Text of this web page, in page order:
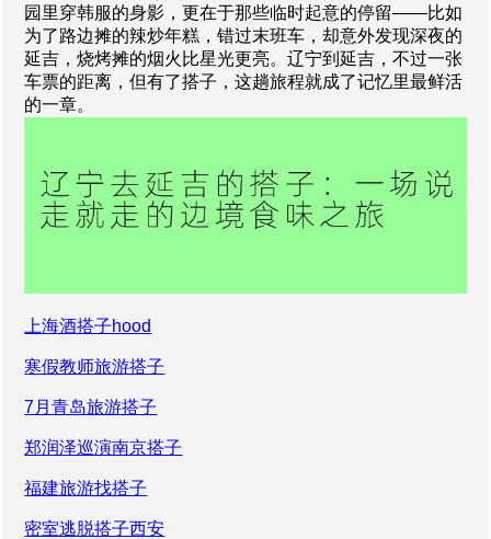
园里穿韩服的身影，更在于那些临时起意的停留——比如
为了路边摊的辣炒年糕，错过末班车，却意外发现深夜的
延吉，烧烤摊的烟火比星光更亮。辽宁到延吉，不过一张
车票的距离，但有了搭子，这趟旅程就成了记忆里最鲜活
的一章。
上海酒搭子hood
寒假教师旅游搭子
7月青岛旅游搭子
郑润泽巡演南京搭子
福建旅游找搭子
密室逃脱搭子西安